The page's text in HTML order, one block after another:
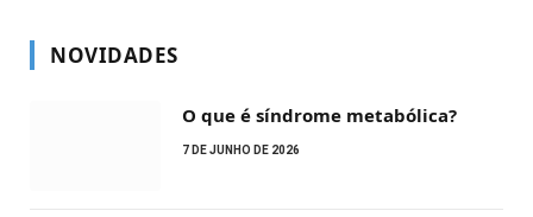
NOVIDADES
O que é síndrome metabólica?
7 DE JUNHO DE 2026